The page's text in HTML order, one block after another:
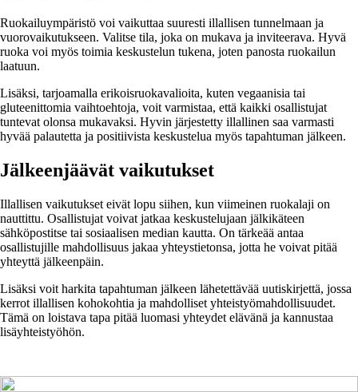
Ruokailuympäristö voi vaikuttaa suuresti illallisen tunnelmaan ja
vuorovaikutukseen. Valitse tila, joka on mukava ja inviteerava. Hyvä
ruoka voi myös toimia keskustelun tukena, joten panosta ruokailun
laatuun.
Lisäksi, tarjoamalla erikoisruokavalioita, kuten vegaanisia tai
gluteenittomia vaihtoehtoja, voit varmistaa, että kaikki osallistujat
tuntevat olonsa mukavaksi. Hyvin järjestetty illallinen saa varmasti
hyvää palautetta ja positiivista keskustelua myös tapahtuman jälkeen.
Jälkeenjäävät vaikutukset
Illallisen vaikutukset eivät lopu siihen, kun viimeinen ruokalaji on
nauttittu. Osallistujat voivat jatkaa keskustelujaan jälkikäteen
sähköpostitse tai sosiaalisen median kautta. On tärkeää antaa
osallistujille mahdollisuus jakaa yhteystietonsa, jotta he voivat pitää
yhteyttä jälkeenpäin.
Lisäksi voit harkita tapahtuman jälkeen lähetettävää uutiskirjettä, jossa
kerrot illallisen kohokohtia ja mahdolliset yhteistyömahdollisuudet.
Tämä on loistava tapa pitää luomasi yhteydet elävänä ja kannustaa
lisäyhteistyöhön.